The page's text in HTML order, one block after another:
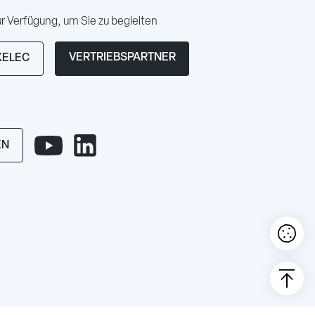
Verfügung, um Sie zu begleiten
VERTRIEBSPARTNER